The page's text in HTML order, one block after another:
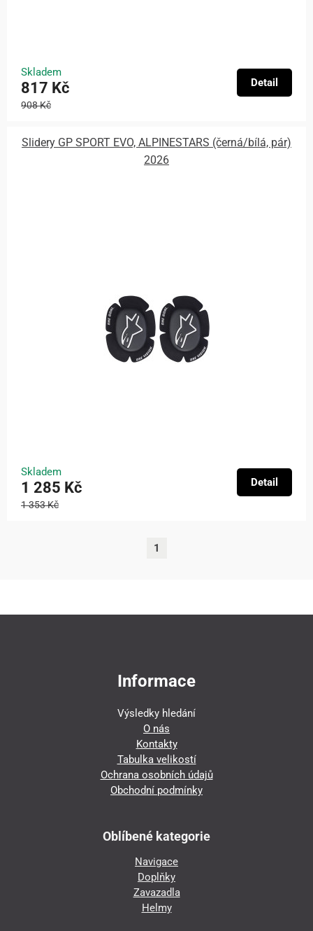
Skladem
817 Kč
908 Kč
Detail
Slidery GP SPORT EVO, ALPINESTARS (černá/bílá, pár)
2026
Skladem
1 285 Kč
1 353 Kč
Detail
1
Informace
Výsledky hledání
O nás
Kontakty
Tabulka velikostí
Ochrana osobních údajů
Obchodní podmínky
Oblíbené kategorie
Navigace
Doplňky
Zavazadla
Helmy